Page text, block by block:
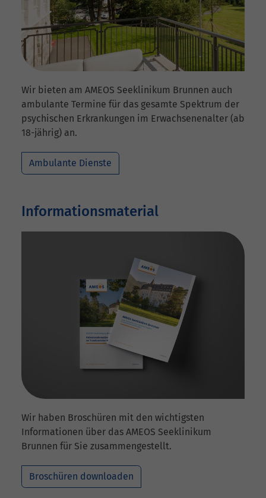
Wir bieten am AMEOS Seeklinikum Brunnen auch
ambulante Termine für das gesamte Spektrum der
psychischen Erkrankungen im Erwachsenenalter (ab
18-jährig) an.
Ambulante Dienste
Informationsmaterial
Wir haben Broschüren mit den wichtigsten
Informationen über das AMEOS Seeklinikum
Brunnen für Sie zusammengestellt.
Broschüren downloaden